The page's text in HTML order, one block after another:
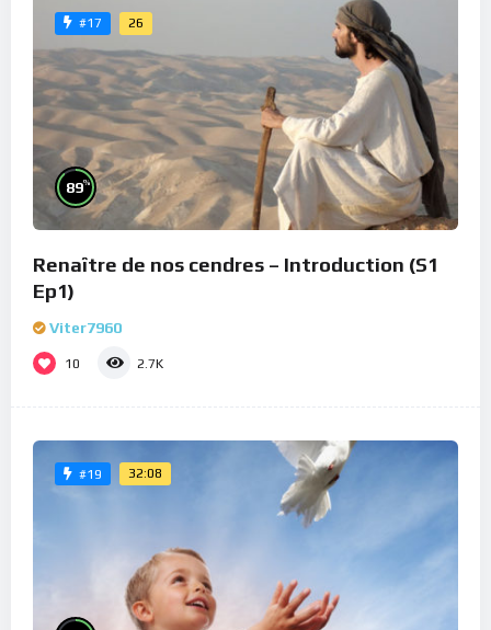
#17 26
89%
Renaître de nos cendres – Introduction (S1
Ep1)
Viter7960
10 2.7K
#19 32:08